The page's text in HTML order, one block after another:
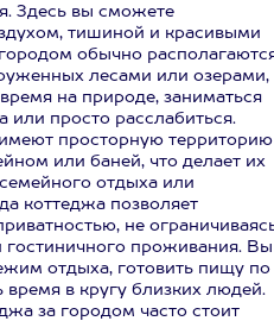
Здесь вы сможете
тишиной и красивыми
обычно
лесами или озерами,
на природе, заниматься
просто расслабиться.
просторную территорию
или баней, что делает их
отдыха или
коттеджа позволяет
не
проживания. Вы
отдыха, готовить пищу по
время в кругу близких людей.
за городом часто стоит